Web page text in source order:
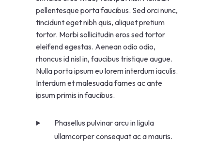
pellentesque porta faucibus. Sed orci nunc,
tincidunt eget nibh quis, aliquet pretium
tortor. Morbi sollicitudin eros sed tortor
eleifend egestas. Aenean odio odio,
rhoncus id nisl in, faucibus tristique augue.
Nulla porta ipsum eu lorem interdum iaculis.
Interdum et malesuada fames ac ante
ipsum primis in faucibus.
Phasellus pulvinar arcu in ligula
ullamcorper consequat ac a mauris.